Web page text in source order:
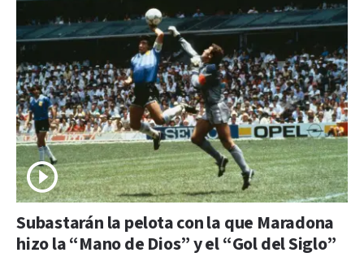
Subastarán la pelota con la que Maradona
hizo la “Mano de Dios” y el “Gol del Siglo”